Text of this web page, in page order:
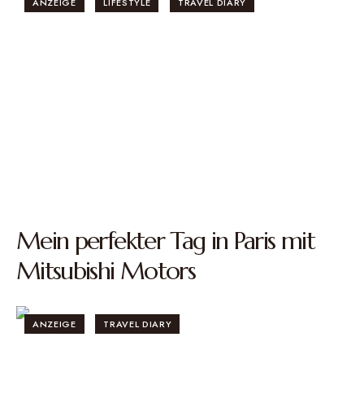
Mein perfekter Tag in Paris mit
Mitsubishi Motors
ANZEIGE TRAVEL DIARY